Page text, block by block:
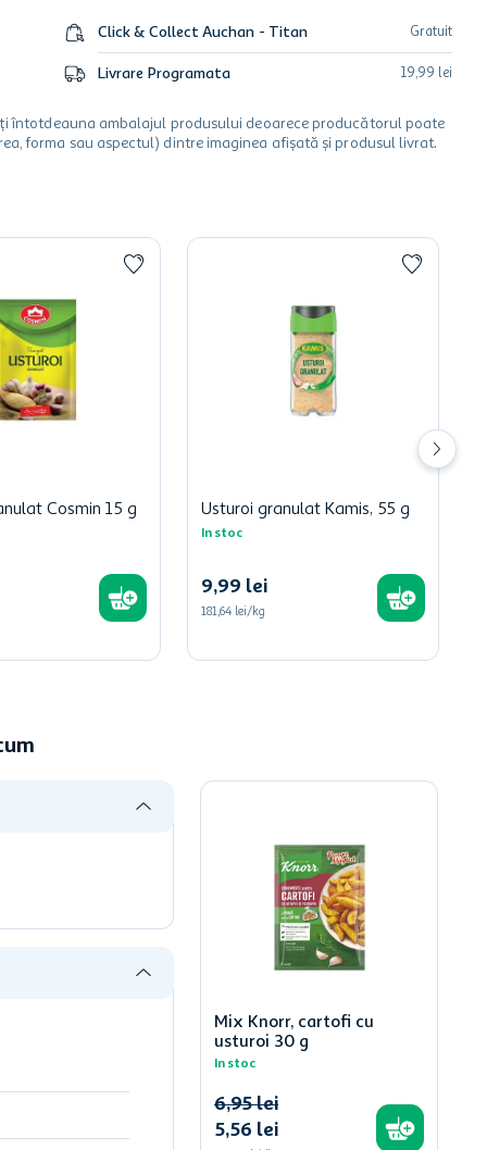
Click & Collect Auchan - Titan Gratuit
Livrare Programata 19,99 lei
întotdeauna ambalajul produsului deoarece producătorul poate
forma sau aspectul) dintre imaginea afișată și produsul livrat.
Cosmin 15 g Usturoi granulat Kamis, 55 g
In stoc
9,99 lei
181,64 lei/kg
Mix Knorr, cartofi cu
usturoi 30 g
In stoc
5,56 lei
6,95 lei